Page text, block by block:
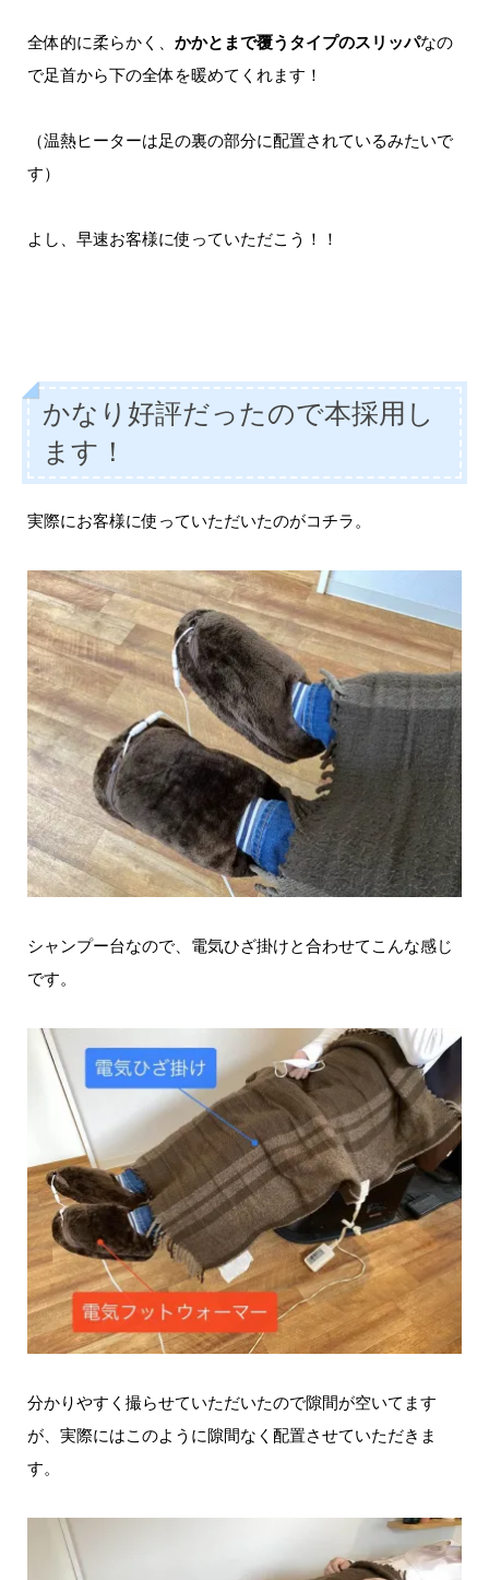
全体的に柔らかく、 かかとまで覆うタイプのスリッパなの
で足首から下の全体を暖めてくれます！
（温熱ヒーターは足の裏の部分に配置されているみたいで
す）
よし、早速お客様に使っていただこう！！
かなり好評だったので本採用し
ます！
実際にお客様に使っていただいたのがコチラ。
シャンプー台なので、電気ひざ掛けと合わせてこんな感じ
です。
分かりやすく撮らせていただいたので隙間が空いてます
が、実際にはこのように隙間なく配置させていただきま
す。